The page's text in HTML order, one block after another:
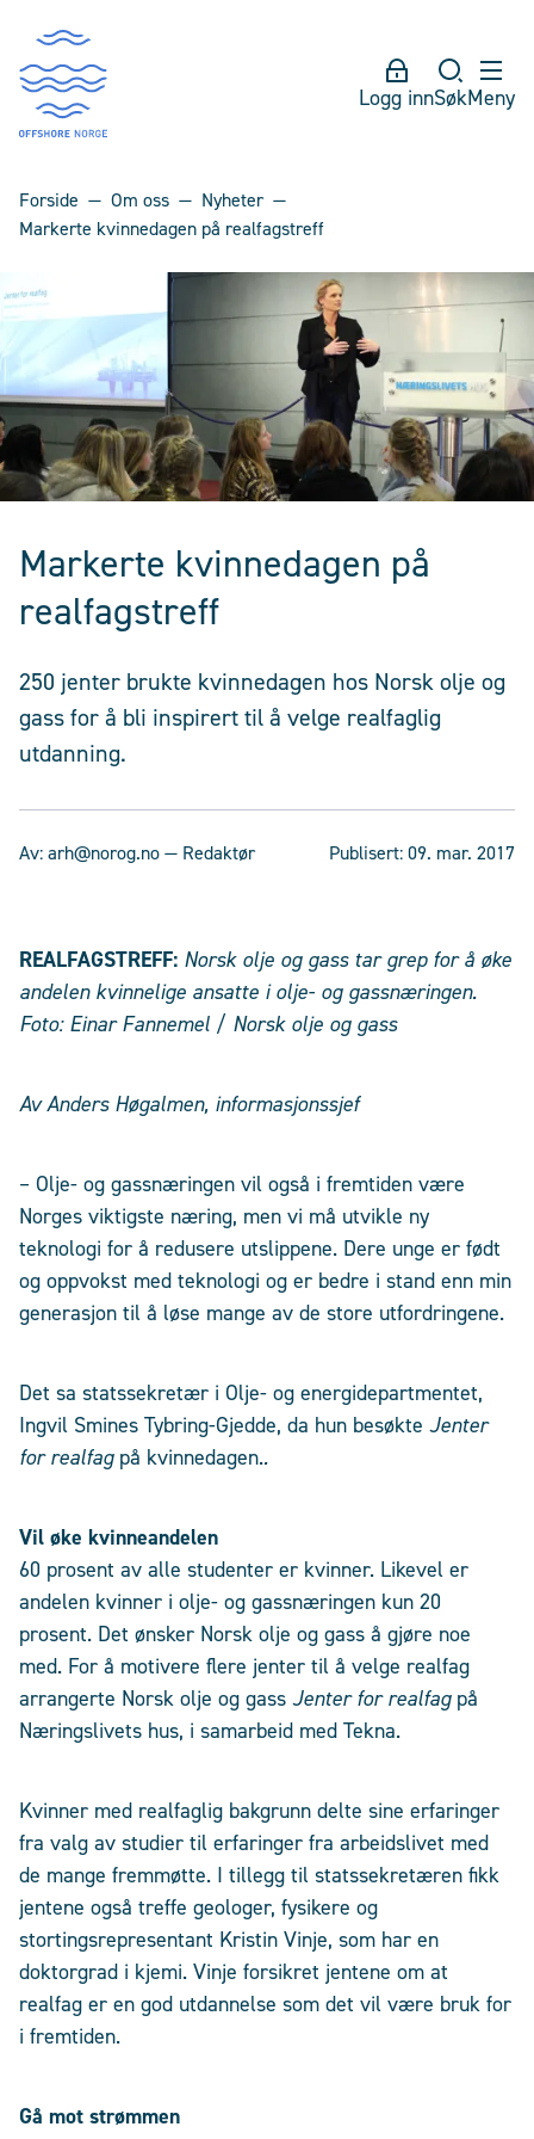
Logg innSøkMeny
Forside Om oss
Nyheter
Markerte kvinnedagen på realfagstreff
Markerte kvinnedagen på
realfagstreff
250 jenter brukte kvinnedagen hos Norsk olje og
gass for å bli inspirert til å velge realfaglig
utdanning.
Av:arh@norog.no— Redaktør Publisert:09. mar. 2017
REALFAGSTREFF: Norsk olje og gass tar grep for å øke
andelen kvinnelige ansatte i olje- og gassnæringen.
Foto: Einar Fannemel / Norsk olje og gass
Av Anders Høgalmen, informasjonssjef
– Olje- og gassnæringen vil også i fremtiden være
Norges viktigste næring, men vi må utvikle ny
teknologi for å redusere utslippene. Dere unge er født
og oppvokst med teknologi og er bedre i stand enn min
generasjon til å løse mange av de store utfordringene.
Det sa statssekretær i Olje- og energidepartmentet,
Ingvil Smines Tybring-Gjedde, da hun besøkte Jenter
for realfag på kvinnedagen..
Vil øke kvinneandelen
60 prosent av alle studenter er kvinner. Likevel er
andelen kvinner i olje- og gassnæringen kun 20
prosent. Det ønsker Norsk olje og gass å gjøre noe
med. For å motivere flere jenter til å velge realfag
arrangerte Norsk olje og gass Jenter for realfagpå
Næringslivets hus, i samarbeid med Tekna.
Kvinner med realfaglig bakgrunn delte sine erfaringer
fra valg av studier til erfaringer fra arbeidslivet med
de mange fremmøtte. I tillegg til statssekretæren fikk
jentene også treffe geologer, fysikere og
stortingsrepresentant Kristin Vinje, som har en
doktorgrad i kjemi. Vinje forsikret jentene om at
realfag er en god utdannelse som det vil være bruk for
i fremtiden.
Gå mot strømmen